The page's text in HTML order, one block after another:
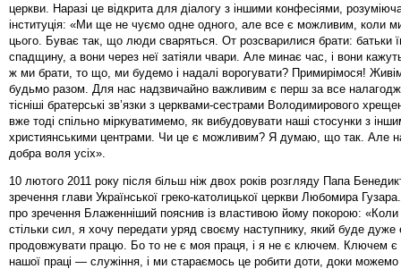
церкви. Наразі це відкрита для діалогу з іншими конфесіями,
інституція: «Ми ще не чуємо одне одного, але все є можливим, коли
цього. Буває так, що люди сваряться. От розсварилися брати: батьки
спадщину, а вони через неї затіяли чвари. Але минає час, і вони
ж ми брати, то що, ми будемо і надалі ворогувати? Примирімося!
будьмо разом. Для нас надзвичайно важливим є перш за все
тісніші братерські зв’язки з церквами-сестрами Володимирового
вже тоді спільно міркуватимемо, як вибудовувати наші стосунки з
християнськими центрами. Чи це є можливим? Я думаю, що так. Але
добра воля усіх».
10 лютого 2011 року після більш ніж двох років розгляду Папа
зречення глави Української греко-католицької церкви Любомира
про зречення Блаженніший пояснив із властивою йому покорою:
стільки сил, я хочу передати уряд своєму наступнику, який буде дуже
продовжувати працю. Бо то не є моя праця, і я не є ключем. Ключем є
нашої праці — служіння, і ми стараємось це робити доти, доки можемо